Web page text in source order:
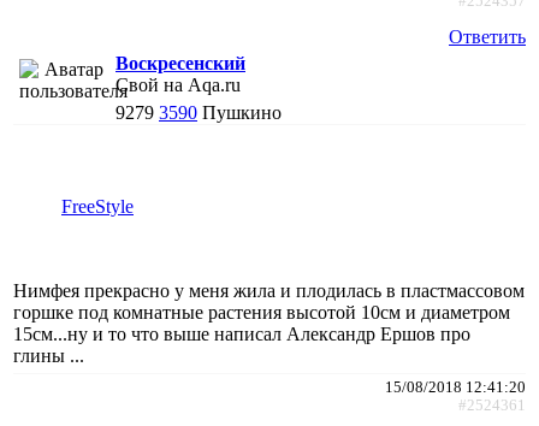
Ответить
Воскресенский
Свой на Aqa.ru
9279 3590 Пушкино
FreeStyle
Нимфея прекрасно у меня жила и плодилась в пластмассовом
горшке под комнатные растения высотой 10см и диаметром
15см...ну и то что выше написал Александр Ершов про
глины ...
15/08/2018 12:41:20
#2524361